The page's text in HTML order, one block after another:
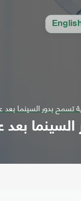
تسمح بدور السينما بعد
بعد